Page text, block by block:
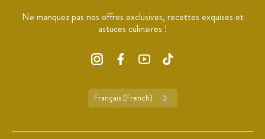
Ne manquez pas nos offres exclusives, recettes exquises et
astuces culinaires !
Français (French)